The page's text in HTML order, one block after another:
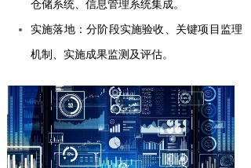
仓储系统、信息管理系统集成。
实施落地：分阶段实施验收、关键项目监理
机制、实施成果监测及评估。